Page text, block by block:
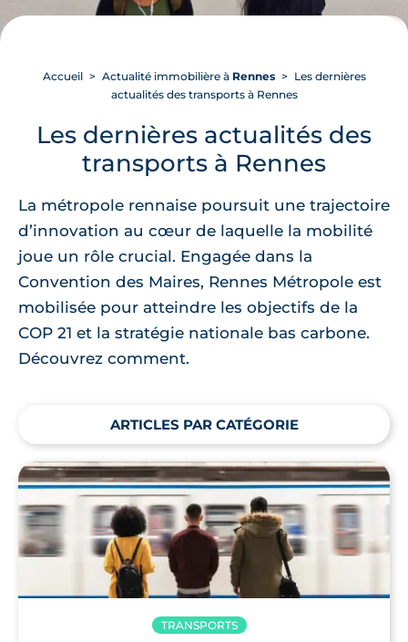
Accueil Actualité immobilière à Rennes
Les dernières
actualités des transports à Rennes
Les dernières actualités des
transports à Rennes
La métropole rennaise poursuit une trajectoire
d’innovation au cœur de laquelle la mobilité
joue un rôle crucial. Engagée dans la
Convention des Maires, Rennes Métropole est
mobilisée pour atteindre les objectifs de la
COP 21 et la stratégie nationale bas carbone.
Découvrez comment.
ARTICLES PAR CATÉGORIE
TRANSPORTS